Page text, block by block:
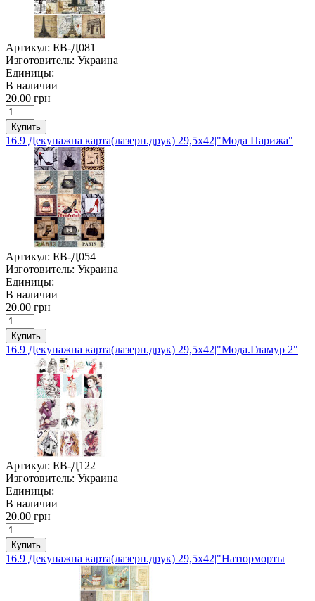
Артикул: ЕВ-Д081
Изготовитель: Украина
Единицы:
В наличии
20.00 грн
Купить
16.9 Декупажна карта(лазерн.друк) 29,5х42|"Мода Парижа"
Артикул: ЕВ-Д054
Изготовитель: Украина
Единицы:
В наличии
20.00 грн
Купить
16.9 Декупажна карта(лазерн.друк) 29,5х42|"Мода.Гламур 2"
Артикул: ЕВ-Д122
Изготовитель: Украина
Единицы:
В наличии
20.00 грн
Купить
16.9 Декупажна карта(лазерн.друк) 29,5х42|"Натюрморты